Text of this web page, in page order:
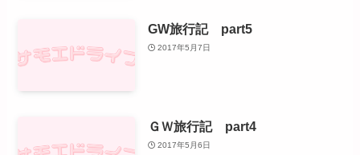
GW旅行記 part5
2017年5月7日
ＧＷ旅行記 part4
2017年5月6日